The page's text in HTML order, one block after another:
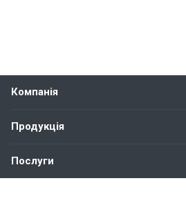
Компанія
Продукція
Послуги